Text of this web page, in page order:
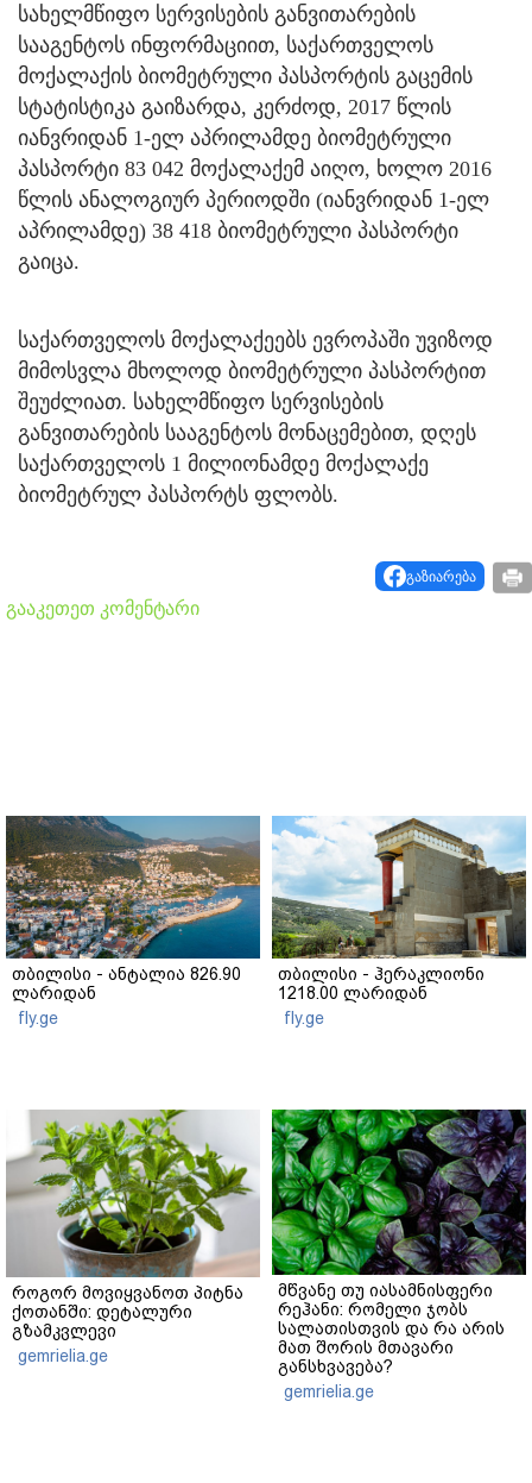
სახელმწიფო სერვისების განვითარების
სააგენტოს ინფორმაციით, საქართველოს
მოქალაქის ბიომეტრული პასპორტის გაცემის
სტატისტიკა გაიზარდა, კერძოდ, 2017 წლის
იანვრიდან 1-ელ აპრილამდე ბიომეტრული
პასპორტი 83 042 მოქალაქემ აიღო, ხოლო 2016
წლის ანალოგიურ პერიოდში (იანვრიდან 1-ელ
აპრილამდე) 38 418 ბიომეტრული პასპორტი
გაიცა.
საქართველოს მოქალაქეებს ევროპაში უვიზოდ
მიმოსვლა მხოლოდ ბიომეტრული პასპორტით
შეუძლიათ. სახელმწიფო სერვისების
განვითარების სააგენტოს მონაცემებით, დღეს
საქართველოს 1 მილიონამდე მოქალაქე
ბიომეტრულ პასპორტს ფლობს.
გაზიარება
გააკეთეთ კომენტარი
თბილისი - ანტალია 826.90
ლარიდან
fly.ge
თბილისი - ჰერაკლიონი
1218.00 ლარიდან
fly.ge
როგორ მოვიყვანოთ პიტნა
ქოთანში: დეტალური
გზამკვლევი
gemrielia.ge
მწვანე თუ იასამნისფერი
რეჰანი: რომელი ჯობს
სალათისთვის და რა არის
მათ შორის მთავარი
განსხვავება?
gemrielia.ge